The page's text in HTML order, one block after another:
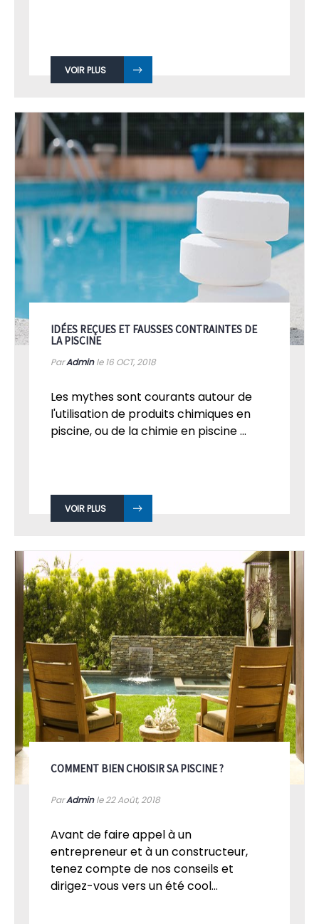
VOIR PLUS
IDÉES REÇUES ET FAUSSES CONTRAINTES DE
LA PISCINE
ParAdminle 16 OCT, 2018
Les mythes sont courants autour de
l'utilisation de produits chimiques en
piscine, ou de la chimie en piscine ...
VOIR PLUS
COMMENT BIEN CHOISIR SA PISCINE ?
ParAdminle 22Août, 2018
Avant de faire appel à un
entrepreneur et à un constructeur,
tenez compte de nos conseils et
dirigez-vous vers un été cool...